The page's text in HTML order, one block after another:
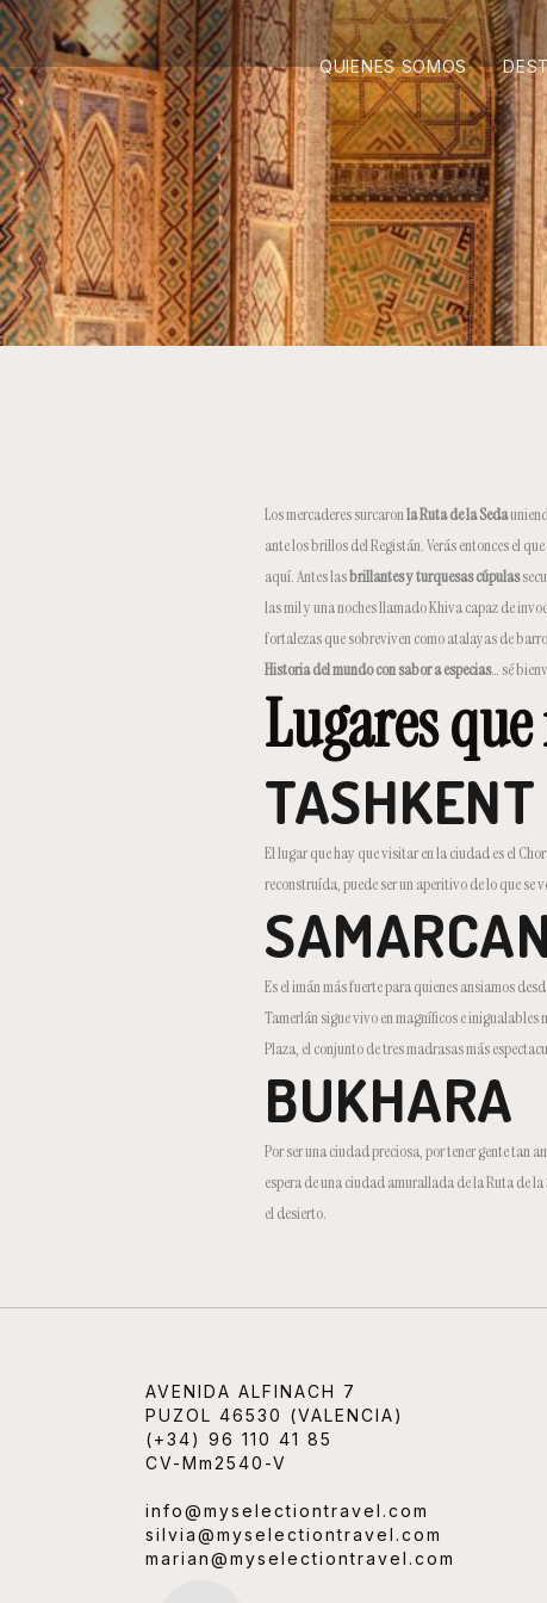
QUIENES SOMOS
Los mercaderes surcaronla Ruta de la Seda
ante los brillos del Registán. Verás entonces el
aquí. Antes lasbrillantes y turquesas cúpulas
las mil y una noches llamado Khiva capaz de
fortalezas que sobreviven como atalayas de
Historia del mundo con sabor a especias… sé
Lugares
TASHKENT
El lugar que hay que visitar en la ciudad es el
reconstruída, puede ser un aperitivo de lo que se
Es el imán más fuerte para quienes ansiamos
Tamerlán sigue vivo en magníficos e
Plaza, el conjunto de tres madrasas más
BUKHARA
Por ser una ciudad preciosa, por tener gente tan
espera de una ciudad amurallada de la Ruta de
el desierto.
AVENIDA ALFINACH 7
PUZOL 46530 (VALENCIA)
(+34) 96 110 41 85
CV-Mm2540-V
info@myselectiontravel.com
silvia@myselectiontravel.com
marian@myselectiontravel.com